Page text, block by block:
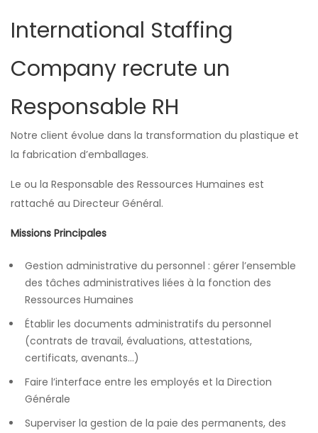
International Staffing
Company recrute un
Responsable RH
Notre client évolue dans la transformation du plastique et
la fabrication d’emballages.
Le ou la Responsable des Ressources Humaines est
rattaché au Directeur Général.
Missions Principales
Gestion administrative du personnel : gérer l’ensemble
des tâches administratives liées à la fonction des
Ressources Humaines
Établir les documents administratifs du personnel
(contrats de travail, évaluations, attestations,
certificats, avenants…)
Faire l’interface entre les employés et la Direction
Générale
Superviser la gestion de la paie des permanents, des